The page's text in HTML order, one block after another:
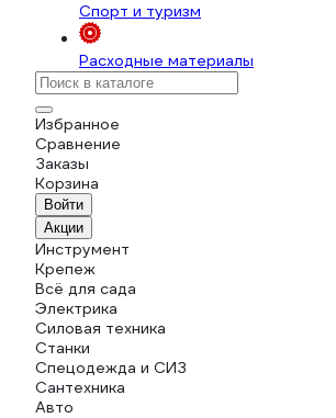
Спорт и туризм
Расходные материалы
Избранное
Сравнение
Заказы
Корзина
Войти
Акции
Инструмент
Крепеж
Всё для сада
Электрика
Силовая техника
Станки
Спецодежда и СИЗ
Сантехника
Авто